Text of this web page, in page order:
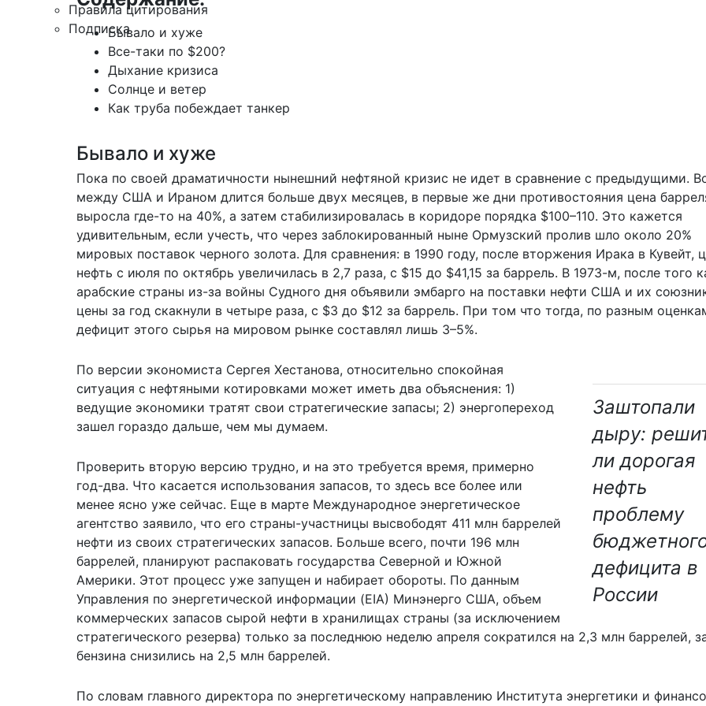
Правила цитирования
ПодпискаБывало и хуже
Все-таки по $200?
Дыхание кризиса
Солнце и ветер
Как труба побеждает танкер
Бывало и хуже
Пока по своей драматичности нынешний нефтяной кризис не идет в сравнение с предыдущими.
между США и Ираном длится больше двух месяцев, в первые же дни противостояния цена
выросла где-то на 40%, а затем стабилизировалась в коридоре порядка $100–110. Это кажется
удивительным, если учесть, что через заблокированный ныне Ормузский пролив шло около 20%
мировых поставок черного золота. Для сравнения: в 1990 году, после вторжения Ирака в Кувейт,
нефть с июля по октябрь увеличилась в 2,7 раза, с $15 до $41,15 за баррель. В 1973-м, после того
арабские страны из-за войны Судного дня объявили эмбарго на поставки нефти США и их
цены за год скакнули в четыре раза, с $3 до $12 за баррель. При том что тогда, по разным
дефицит этого сырья на мировом рынке составлял лишь 3–5%.
Заштопали
дыру:
ли дорогая
нефть
проблему
дефицита в
России
По версии экономиста Сергея Хестанова, относительно спокойная
ситуация с нефтяными котировками может иметь два объяснения: 1)
ведущие экономики тратят свои стратегические запасы; 2) энергопереход
зашел гораздо дальше, чем мы думаем.
Проверить вторую версию трудно, и на это требуется время, примерно
год-два. Что касается использования запасов, то здесь все более или
менее ясно уже сейчас. Еще в марте Международное энергетическое
агентство заявило, что его страны-участницы высвободят 411 млн баррелей
нефти из своих стратегических запасов. Больше всего, почти 196 млн
баррелей, планируют распаковать государства Северной и Южной
Америки. Этот процесс уже запущен и набирает обороты. По данным
Управления по энергетической информации (EIA) Минэнерго США, объем
коммерческих запасов сырой нефти в хранилищах страны (за исключением
стратегического резерва) только за последнюю неделю апреля сократился на 2,3 млн баррелей,
бензина снизились на 2,5 млн баррелей.
По словам главного директора по энергетическому направлению Института энергетики и